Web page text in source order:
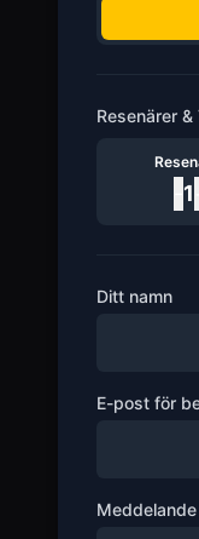
Resenärer &
1
Ditt namn
E-post för